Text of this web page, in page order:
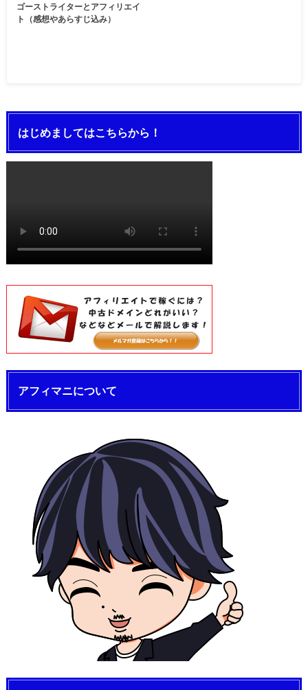
ゴーストライターとアフィリエイ
ト（感想やあらすじ込み）
はじめましてはこちらから！
アフィマニについて